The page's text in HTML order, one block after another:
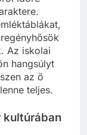
Az iskolai
hangsúlyt
az ő
teljes.
kultúrában